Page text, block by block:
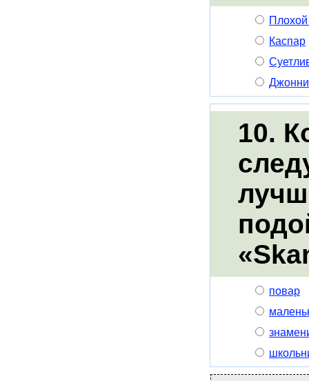
Каспар
10.
повар